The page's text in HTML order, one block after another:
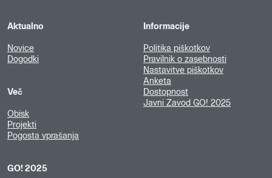
Aktualno
Novice
Dogodki
Več
Obisk
Projekti
Pogosta vprašanja
GO! 2025
Informacije
Politika piškotkov
Pravilnik o zasebnosti
Nastavitve piškotkov
Anketa
Dostopnost
Javni Zavod GO! 2025